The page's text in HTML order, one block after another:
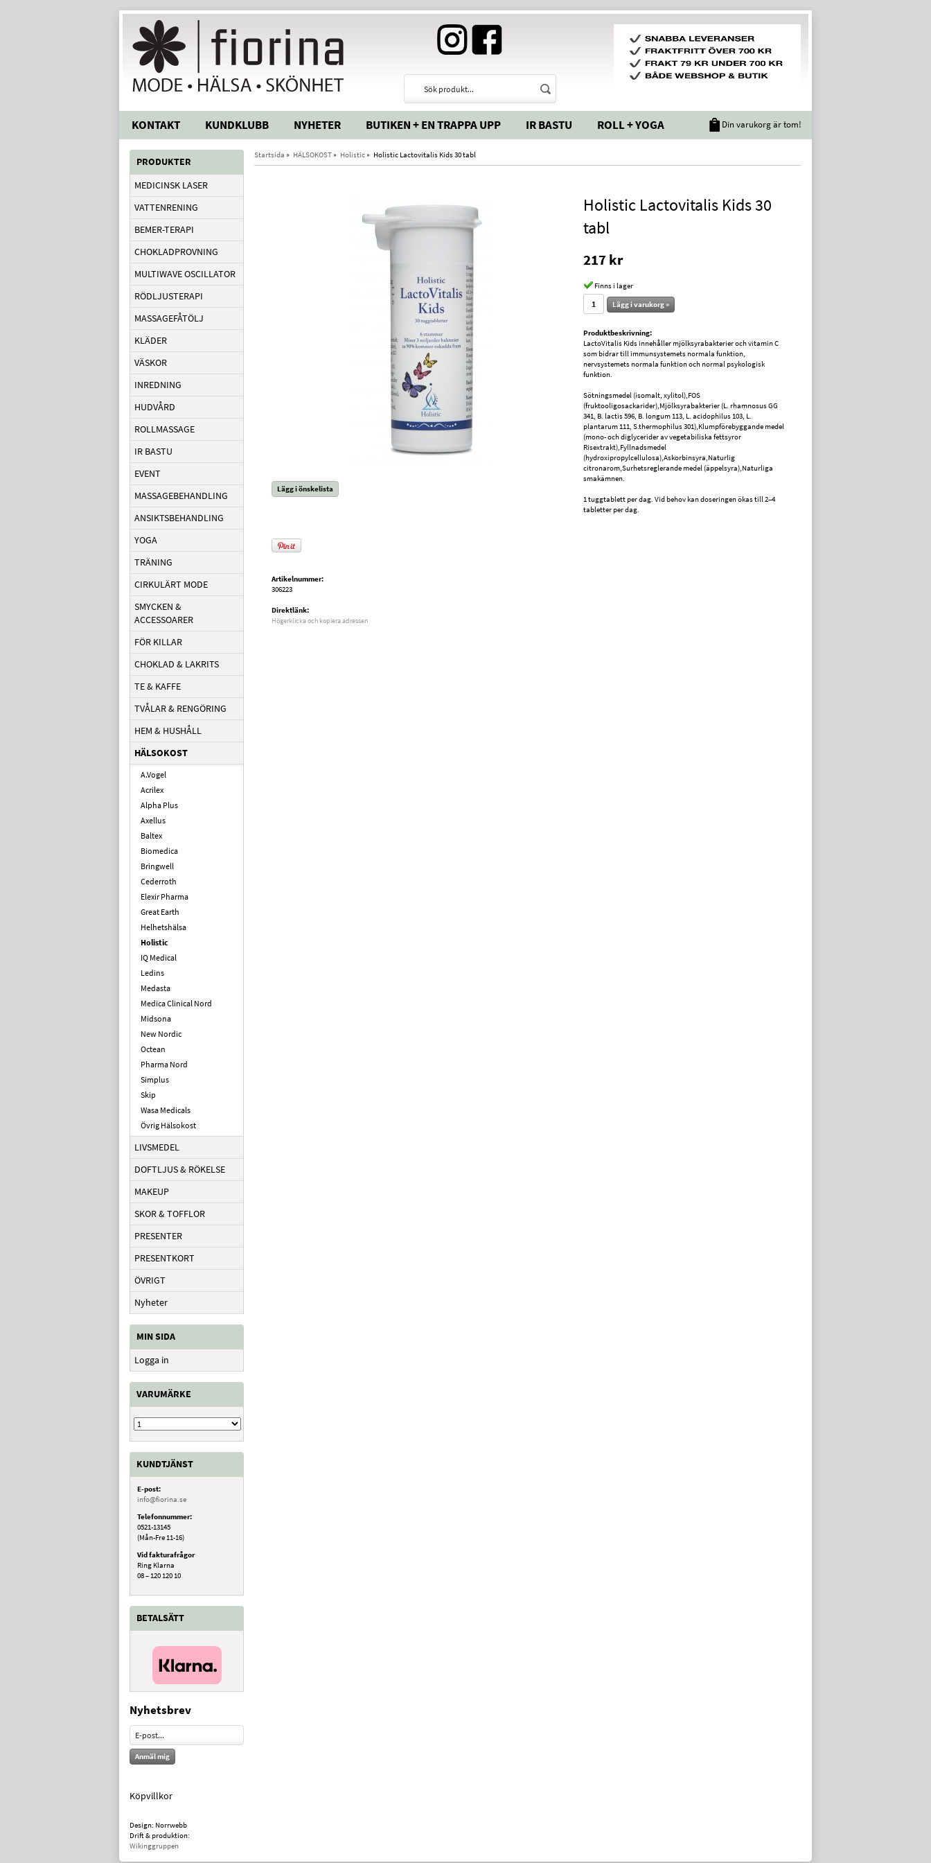
KONTAKT KUNDKLUBB NYHETER BUTIKEN + EN TRAPPA UPP IR BASTU ROLL + YOGA Din varukorg är tom!
PRODUKTER
MEDICINSK LASER
VATTENRENING
BEMER-TERAPI
CHOKLADPROVNING
MULTIWAVE OSCILLATOR
RÖDLJUSTERAPI
MASSAGEFÅTÖLJ
KLÄDER
VÄSKOR
INREDNING
HUDVÅRD
ROLLMASSAGE
IR BASTU
EVENT
MASSAGEBEHANDLING
ANSIKTSBEHANDLING
YOGA
TRÄNING
CIRKULÄRT MODE
SMYCKEN &
ACCESSOARER
FÖR KILLAR
CHOKLAD & LAKRITS
TE & KAFFE
TVÅLAR & RENGÖRING
HEM & HUSHÅLL
HÄLSOKOST
A.Vogel
Acrilex
Alpha Plus
Axellus
Baltex
Biomedica
Bringwell
Cederroth
Elexir Pharma
Great Earth
Helhetshälsa
Holistic
IQ Medical
Ledins
Medasta
Medica Clinical Nord
Midsona
New Nordic
Octean
Pharma Nord
Simplus
Skip
Wasa Medicals
Övrig Hälsokost
LIVSMEDEL
DOFTLJUS & RÖKELSE
MAKEUP
SKOR & TOFFLOR
PRESENTER
PRESENTKORT
ÖVRIGT
Nyheter
MIN SIDA
Logga in
VARUMÄRKE
KUNDTJÄNST
E-post:
info@fiorina.se
Telefonnummer:
0521-13145
(Mån-Fre 11-16)
Vid fakturafrågor
Ring Klarna
08 – 120 120 10
BETALSÄTT
Nyhetsbrev
Anmäl mig
Köpvillkor
Design: Norrwebb
Drift & produktion:
Wikinggruppen
Startsida » HÄLSOKOST» Holistic» Holistic Lactovitalis Kids 30 tabl
Lägg i önskelista
Artikelnummer:
306223
Direktlänk:
Högerklicka och kopiera adressen
Holistic Lactovitalis Kids 30
tabl
217 kr
Finns i lager
Lägg i varukorg »
Produktbeskrivning:
LactoVitalis Kids innehåller mjölksyrabakterier och vitamin C
som bidrar till immunsystemets normala funktion,
nervsystemets normala funktion och normal psykologisk
funktion.
Sötningsmedel (isomalt, xylitol),FOS
(fruktooligosackarider),Mjölksyrabakterier (L. rhamnosus GG
341, B. lactis 596, B. longum 113, L. acidophilus 103, L.
plantarum 111, S.thermophilus 301),Klumpförebyggande medel
(mono- och diglycerider av vegetabiliska fettsyror
Risextrakt),Fyllnadsmedel
(hydroxipropylcellulosa),Askorbinsyra,Naturlig
citronarom,Surhetsreglerande medel (äppelsyra),Naturliga
smakämnen.
1 tuggtablett per dag. Vid behov kan doseringen ökas till 2–4
tabletter per dag.